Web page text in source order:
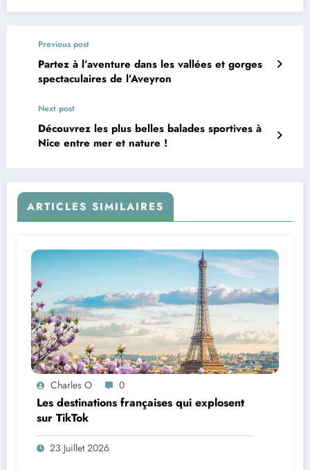
Previous post
Partez à l’aventure dans les vallées et gorges
spectaculaires de l’Aveyron
Next post
Découvrez les plus belles balades sportives à
Nice entre mer et nature !
ARTICLES SIMILAIRES
Charles O 0
Les destinations françaises qui explosent
sur TikTok
23 Juillet 2026